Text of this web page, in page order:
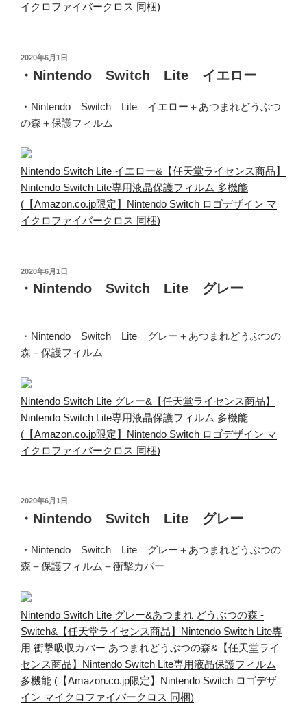
イクロファイバークロス 同梱)
投
2020年6月1日
・Nintendo Switch Lite イエロー
・Nintendo Switch Lite イエロー＋あつまれどうぶつ
の森＋保護フィルム
Nintendo Switch Lite イエロー&【任天堂ライセンス商品】
Nintendo Switch Lite専用液晶保護フィルム 多機能
(【Amazon.co.jp限定】Nintendo Switch ロゴデザイン マ
イクロファイバークロス 同梱)
投
2020年6月1日
・Nintendo Switch Lite グレー
・Nintendo Switch Lite グレー＋あつまれどうぶつの
森＋保護フィルム
Nintendo Switch Lite グレー&【任天堂ライセンス商品】
Nintendo Switch Lite専用液晶保護フィルム 多機能
(【Amazon.co.jp限定】Nintendo Switch ロゴデザイン マ
イクロファイバークロス 同梱)
投
2020年6月1日
・Nintendo Switch Lite グレー
・Nintendo Switch Lite グレー＋あつまれどうぶつの
森＋保護フィルム＋衝撃カバー
Nintendo Switch Lite グレー&あつまれ どうぶつの森 -
Switch&【任天堂ライセンス商品】Nintendo Switch Lite専
用 衝撃吸収カバー あつまれどうぶつの森&【任天堂ライ
センス商品】Nintendo Switch Lite専用液晶保護フィルム
多機能 (【Amazon.co.jp限定】Nintendo Switch ロゴデザ
イン マイクロファイバークロス 同梱)